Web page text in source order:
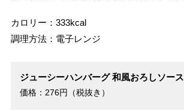
カロリー：333kcal
調理方法：電子レンジ
ジューシーハンバーグ 和風おろしソース
価格：276円（税抜き）